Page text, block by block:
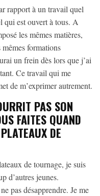
rapport à un travail quel
qui est ouvert à tous. A
les mêmes matières,
formations
un frein dès lors que j’ai
Ce travail qui me
de m’exprimer autrement.
PAS SON
FAITES QUAND
DE
de tournage, je suis
d’autres jeunes.
pas désapprendre. Je me